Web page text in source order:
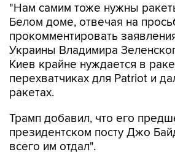
"Нам самим тоже нужны
Белом доме, отвечая на
прокомментировать
Украины Владимира
Киев крайне нуждается в
перехватчиках для Patriot и
ракетах.
Трамп добавил, что его
президентском посту Джо
всего им отдал".